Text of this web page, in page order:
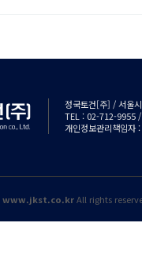
정국토건[주] / 서울
TEL : 02-712-9955
개인정보관리책임자
www.jkst.co.krAll rights